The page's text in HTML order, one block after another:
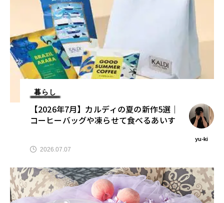
暮らし
【2026年7月】カルディの夏の新作5選｜
コーヒーバッグや凍らせて食べるあいす
yu-ki
2026.07.07